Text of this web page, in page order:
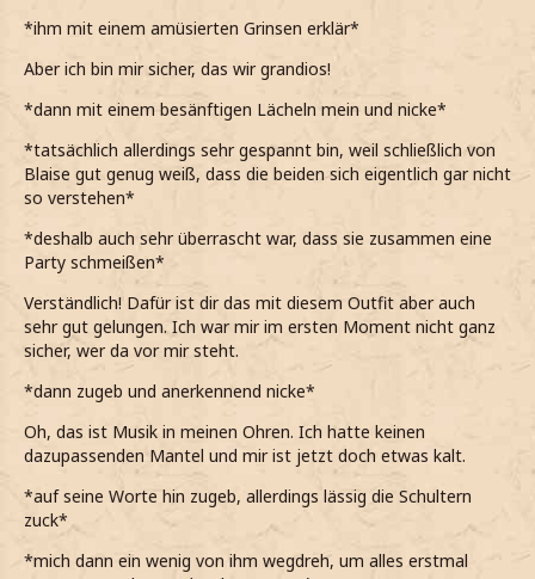
*ihm mit einem amüsierten Grinsen erklär*
Aber ich bin mir sicher, das wir grandios!
*dann mit einem besänftigen Lächeln mein und nicke*
*tatsächlich allerdings sehr gespannt bin, weil schließlich von
Blaise gut genug weiß, dass die beiden sich eigentlich gar nicht
so verstehen*
*deshalb auch sehr überrascht war, dass sie zusammen eine
Party schmeißen*
Verständlich! Dafür ist dir das mit diesem Outfit aber auch
sehr gut gelungen. Ich war mir im ersten Moment nicht ganz
sicher, wer da vor mir steht.
*dann zugeb und anerkennend nicke*
Oh, das ist Musik in meinen Ohren. Ich hatte keinen
dazupassenden Mantel und mir ist jetzt doch etwas kalt.
*auf seine Worte hin zugeb, allerdings lässig die Schultern
zuck*
*mich dann ein wenig von ihm wegdreh, um alles erstmal